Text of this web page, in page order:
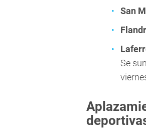
San
Se